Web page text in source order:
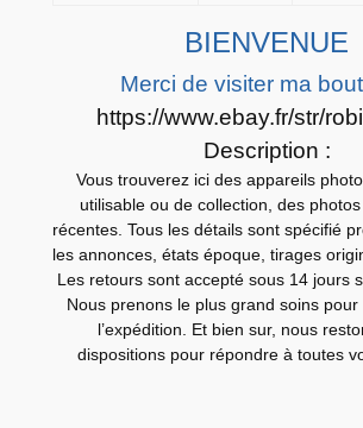
n
t
BIENVENUE
Merci de visiter ma
https://www.ebay.fr/str/
Description :
Vous trouverez ici des appareils
utilisable ou de collection, des photos
récentes. Tous les détails sont spécifié
les annonces, états époque, tirages
Les retours sont accepté sous 14 jours
Nous prenons le plus grand soins pour
l’expédition. Et bien sur, nous
dispositions pour répondre à toutes